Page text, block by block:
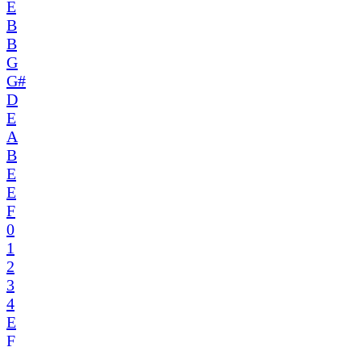
E
B
B
G
G#
D
E
A
B
E
E
F
0
1
2
3
4
E
F